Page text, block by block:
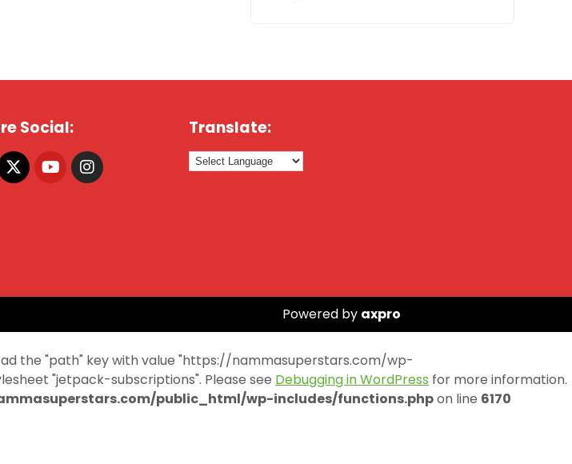
Social: Translate:
Powered by axpro
the "path" key with value "https://nammasuperstars.com/wp-
"jetpack-subscriptions". Please see Debugging in WordPress for more information.
public_html/wp-includes/functions.phpon line 6170